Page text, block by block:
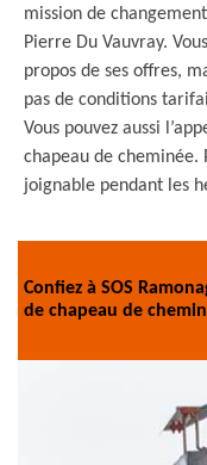
mission de
Pierre Du Vauvray.
propos de ses offres,
pas de conditions
Vous pouvez aussi
chapeau de
joignable pendant les
Confiez à SOS
de chapeau de